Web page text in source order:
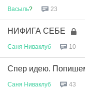
Васыль? 23
НИФИГА СЕБЕ
Саня Ниваклуб 10
Спер идею. Попишем
Саня Ниваклуб 43